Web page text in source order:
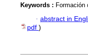
Keywords : Formación
· abstract in
pdf )